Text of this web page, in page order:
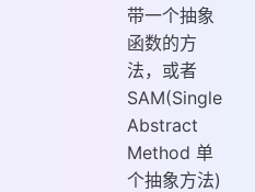
带一个抽象
函数的方
法，或者
SAM(Single
Abstract
Method 单
个抽象方法)